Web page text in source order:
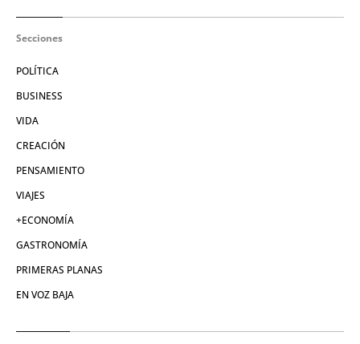
Secciones
POLÍTICA
BUSINESS
VIDA
CREACIÓN
PENSAMIENTO
VIAJES
+ECONOMÍA
GASTRONOMÍA
PRIMERAS PLANAS
EN VOZ BAJA